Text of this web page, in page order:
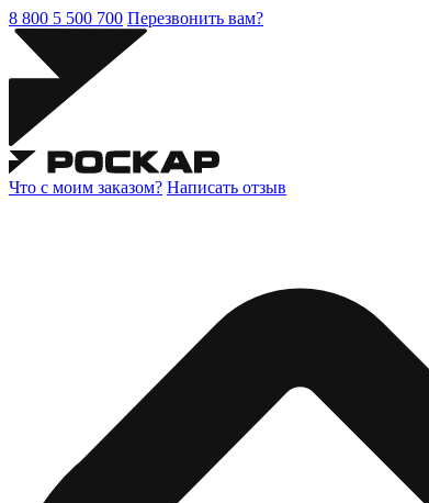
8 800 5 500 700 Перезвонить вам?
Что с моим заказом? Написать отзыв